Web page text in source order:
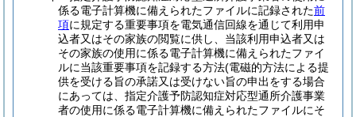
係る電子計算機に備えられたファイルに記録された前
項に規定する重要事項を電気通信回線を通じて利用申
込者又はその家族の閲覧に供し、当該利用申込者又は
その家族の使用に係る電子計算機に備えられたファイ
ルに当該重要事項を記録する方法(電磁的方法による提
供を受ける旨の承諾又は受けない旨の申出をする場合
にあっては、指定介護予防認知症対応型通所介護事業
者の使用に係る電子計算機に備えられたファイルにそ